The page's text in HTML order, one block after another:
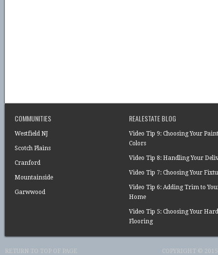
COMMUNITIES
Westfield NJ
Scotch Plains
Cranford
Mountainside
Garwwood
REALESTATE BLOG
Video Tip 9: Choosing Your Paint
Colors
Video Tip 8: Handling Your
Video Tip 7: Choosing Your
Video Tip 6: Adding Trim to
Home
Video Tip 5: Choosing Your
Flooring
RETURN TO TOP OF PAGE COPYRIGHT © 2015